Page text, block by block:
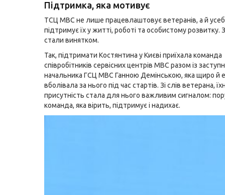
Підтримка, яка мотивує
ТСЦ МВС не лише працевлаштовує ветеранів, а й
підтримує їх у житті, роботі та особистому розвитку.
стали винятком.
Так, підтримати Костянтина у Києві приїхала команда
співробітників сервісних центрів МВС разом із
начальника ГСЦ МВС Ганною Демінською, яка щиро й
вболівала за нього під час стартів. Зі слів ветерана,
присутність стала для нього важливим сигналом:
команда, яка вірить, підтримує і надихає.